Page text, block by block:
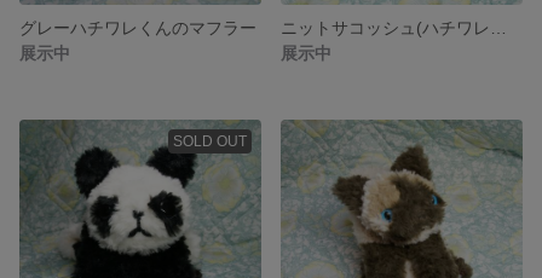
グレーハチワレくんのマフラー
展示中
展示中
SOLD OUT